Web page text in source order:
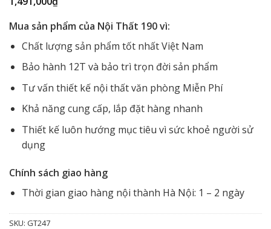
Mua sản phẩm của Nội Thất 190 vì:
Chất lượng sản phẩm tốt nhất Việt Nam
Bảo hành 12T và bảo trì trọn đời sản phẩm
Tư vấn thiết kế nội thất văn phòng Miễn Phí
Khả năng cung cấp, lắp đặt hàng nhanh
Thiết kế luôn hướng mục tiêu vì sức khoẻ người sử
dụng
Chính sách giao hàng
Thời gian giao hàng nội thành Hà Nội: 1 – 2 ngày
SKU: GT247